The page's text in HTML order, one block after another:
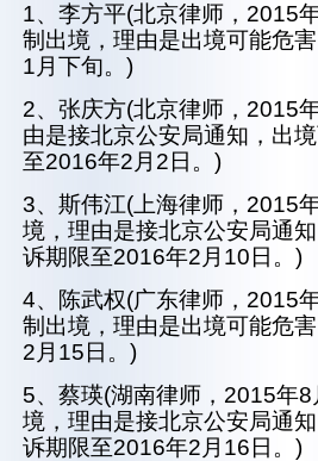
1、李方平(北京律师，2015
制出境，理由是出境可能危
1月下旬。)
2、张庆方(北京律师，2015
由是接北京公安局通知，出
至2016年2月2日。)
3、斯伟江(上海律师，2015
境，理由是接北京公安局通
诉期限至2016年2月10日。)
4、陈武权(广东律师，2015
制出境，理由是出境可能危
2月15日。)
5、蔡瑛(湖南律师，2015年
境，理由是接北京公安局通
诉期限至2016年2月16日。)